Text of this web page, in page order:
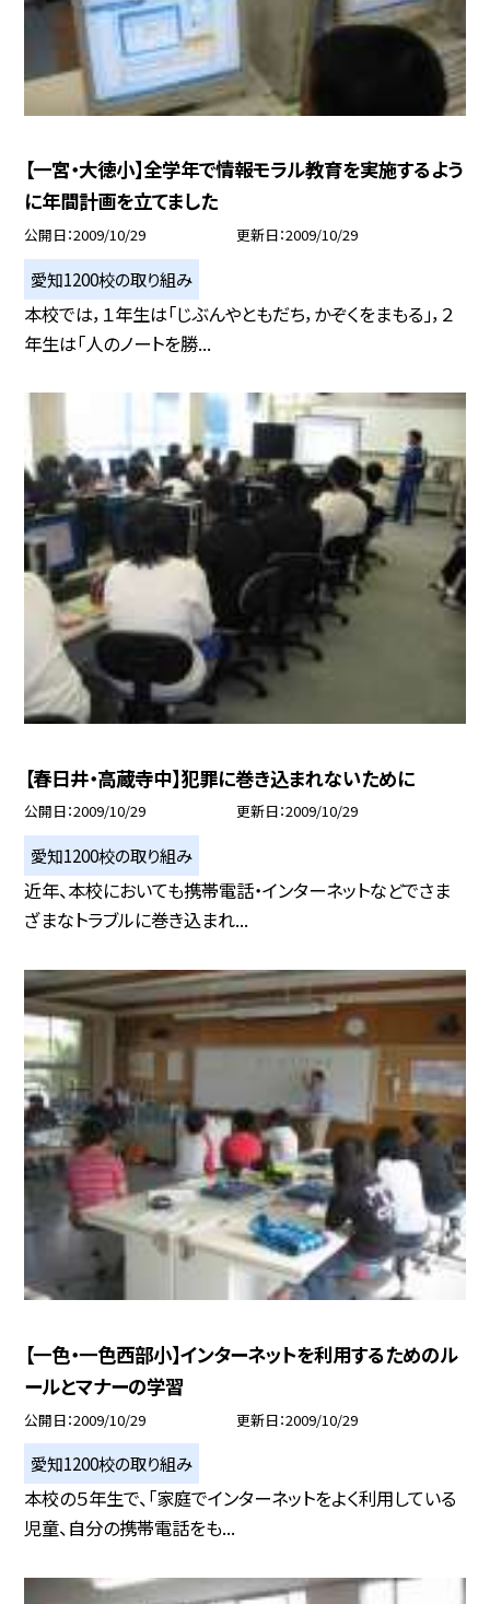
【一宮・大徳小】全学年で情報モラル教育を実施するよう
に年間計画を立てました
公開日 2009/10/29 更新日 2009/10/29
愛知1200校の取り組み
本校では，１年生は「じぶんやともだち，かぞくをまもる」，２
年生は「人のノートを勝...
【春日井・高蔵寺中】犯罪に巻き込まれないために
公開日 2009/10/29 更新日 2009/10/29
愛知1200校の取り組み
近年、本校においても携帯電話・インターネットなどでさま
ざまなトラブルに巻き込まれ...
【一色・一色西部小】インターネットを利用するためのル
ールとマナーの学習
公開日 2009/10/29 更新日 2009/10/29
愛知1200校の取り組み
本校の５年生で、「家庭でインターネットをよく利用している
児童、自分の携帯電話をも...